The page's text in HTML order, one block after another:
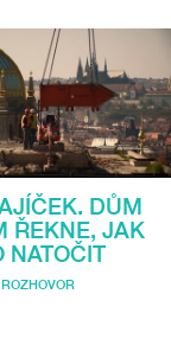
DŮM
ŘEKNE, JAK
NATOČIT
ROZHOVOR